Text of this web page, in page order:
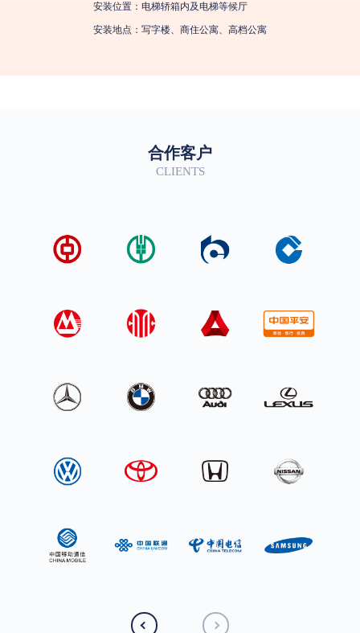
安装位置：电梯轿箱内及电梯等候厅
安装地点：写字楼、商住公寓、高档公寓
合作客户
CLIENTS